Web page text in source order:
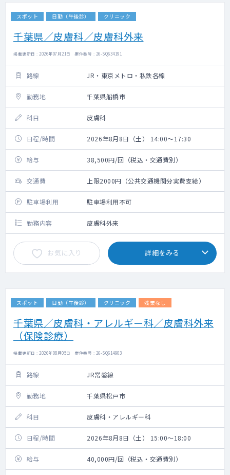
スポット 日勤（午後診） クリニック
千葉県／皮膚科／皮膚科外来
掲載更新日 : 2026年07月21日 案件番号 : 26-SQ634191
路線 JR・東京メトロ・私鉄各線
勤務地 千葉県船橋市
科目 皮膚科
日程/時間 2026年8月8日（土） 14:00～17:30
給与 38,500円/回（税込・交通費別）
交通費 上限2000円（公共交通機関分実費支給）
駐車場利用 駐車場利用不可
勤務内容 皮膚科外来
お気に入り 詳細をみる
スポット 日勤（午後診） クリニック 残業なし
千葉県／皮膚科・アレルギー科／皮膚科外来
（保険診療）
掲載更新日 : 2026年08月05日 案件番号 : 26-SQ614903
路線 JR常磐線
勤務地 千葉県松戸市
科目 皮膚科・アレルギー科
日程/時間 2026年8月8日（土） 15:00～18:00
給与 40,000円/回（税込・交通費別）